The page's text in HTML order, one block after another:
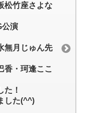
松竹座さよな
公演
無月じゅん先
香・珂逢ここ
た！
した(^^)